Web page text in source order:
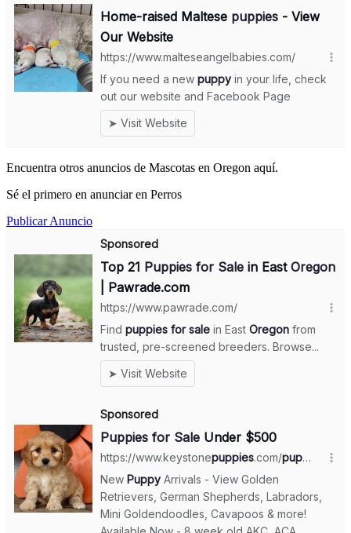
Encuentra otros anuncios de Mascotas en Oregon aquí.
Sé el primero en anunciar en Perros
Publicar Anuncio